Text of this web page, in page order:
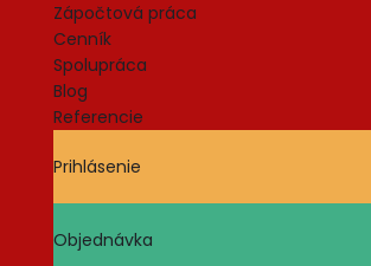
Zápočtová práca
Cenník
Spolupráca
Blog
Referencie
Prihlásenie
Objednávka